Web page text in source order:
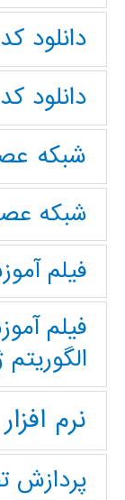
دانلود
دانلود
شبکه
شبکه
فیلم
فیلم
نرم
پردازش